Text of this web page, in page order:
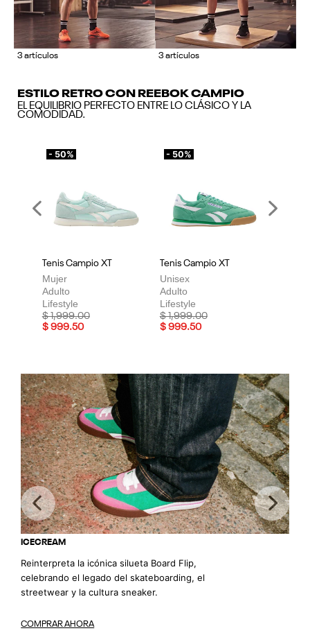
3 artículos 3 artículos
ESTILO RETRO CON REEBOK CAMPIO
EL EQUILIBRIO PERFECTO ENTRE LO CLÁSICO Y LA
COMODIDAD.
- 50%
Tenis Campio XT
Mujer
Adulto
Lifestyle
Price reduced from
$ 1,999.00to
$ 999.50
- 50%
Tenis Campio XT
Unisex
Adulto
Lifestyle
Price reduced from
$ 1,999.00to
$ 999.50
Previous
ICECREAM
Reinterpreta la icónica silueta Board Flip,
celebrando el legado del skateboarding, el
streetwear y la cultura sneaker.
COMPRAR AHORA
Previous Next